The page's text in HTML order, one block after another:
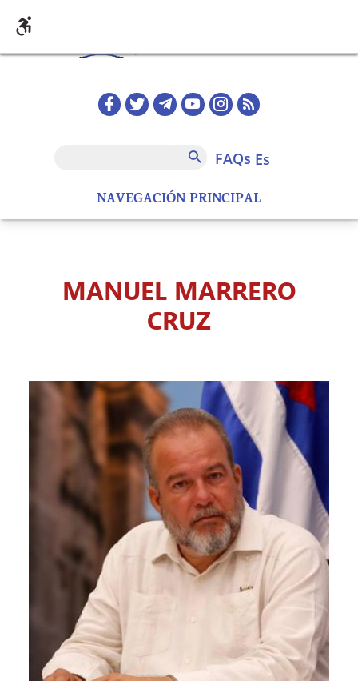
NAVEGACIÓN PRINCIPAL
Redes sociales home
FAQs
FAQs es
MANUEL MARRERO
CRUZ